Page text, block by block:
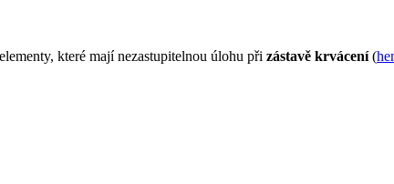
které mají nezastupitelnou úlohu při zástavě krvácení(